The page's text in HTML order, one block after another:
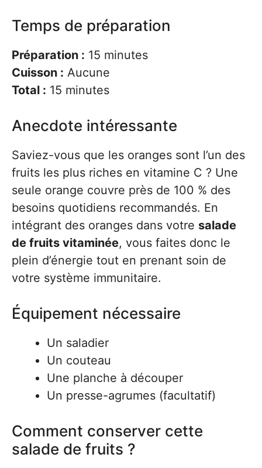
Temps de préparation
Préparation : 15 minutes
Cuisson : Aucune
Total : 15 minutes
Anecdote intéressante
Saviez-vous que les oranges sont l’un des
fruits les plus riches en vitamine C ? Une
seule orange couvre près de 100 % des
besoins quotidiens recommandés. En
intégrant des oranges dans votre salade
de fruits vitaminée, vous faites donc le
plein d’énergie tout en prenant soin de
votre système immunitaire.
Équipement nécessaire
Un saladier
Un couteau
Une planche à découper
Un presse-agrumes (facultatif)
Comment conserver cette
salade de fruits ?